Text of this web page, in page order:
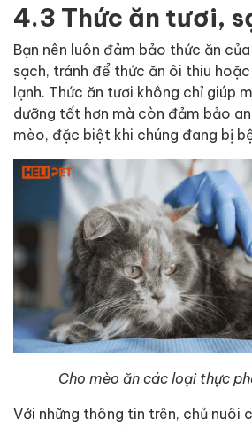
4.3 Thức ăn tươi,
Bạn nên luôn đảm bảo thức ăn
sạch, tránh để thức ăn ôi thiu
lạnh. Thức ăn tươi không chỉ giúp
dưỡng tốt hơn mà còn đảm bảo
mèo, đặc biệt khi chúng đang bị
Cho mèo ăn các loại thực
Với những thông tin trên, chủ nuôi